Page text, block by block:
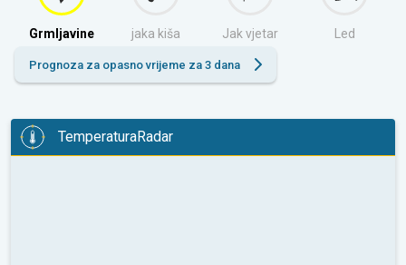
Grmljavine jaka kiša Jak vjetar Led
Prognoza za opasno vrijeme za 3 dana
TemperaturaRadar